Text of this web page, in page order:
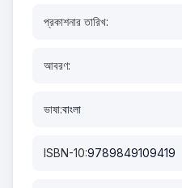
প্রকাশনার তারিখ:
আবরণ:
ভাষা:বাংলা
ISBN-10:9789849109419